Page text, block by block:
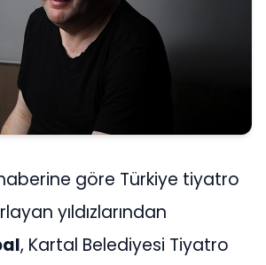
göre Türkiye tiyatro
yıldızlarından
, Kartal Belediyesi Tiyatro